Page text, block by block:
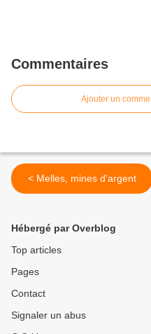
Commentaires
Ajouter un
< Melles, mines d'argent
Hébergé par Overblog
Top articles
Pages
Contact
Signaler un abus